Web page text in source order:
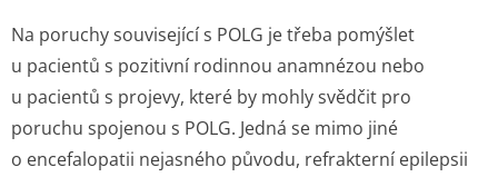
Na poruchy související s POLG je třeba pomýšlet
u pacientů s pozitivní rodinnou anamnézou nebo
u pacientů s projevy, které by mohly svědčit pro
poruchu spojenou s POLG. Jedná se mimo jiné
o encefalopatii nejasného původu, refrakterní epilepsii